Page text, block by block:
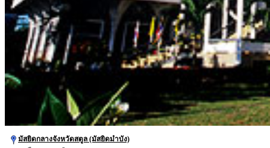
มัสยิดกลางจังหวัดสตูล (มัสยิดมำบัง)